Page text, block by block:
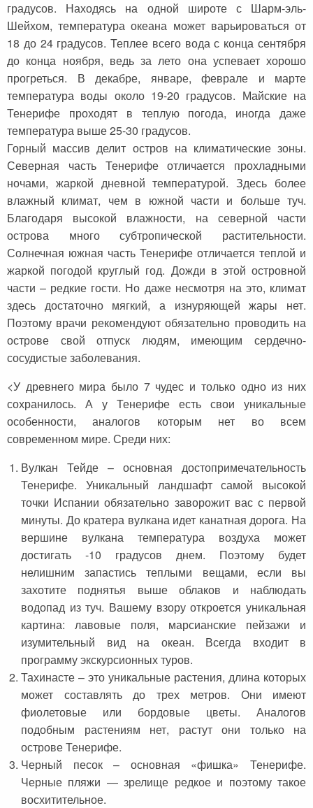
градусов. Находясь на одной широте с Шарм-эль-
Шейхом, температура океана может варьироваться от
18 до 24 градусов. Теплее всего вода с конца сентября
до конца ноября, ведь за лето она успевает хорошо
прогреться. В декабре, январе, феврале и марте
температура воды около 19-20 градусов. Майские на
Тенерифе проходят в теплую погода, иногда даже
температура выше 25-30 градусов.
Горный массив делит остров на климатические зоны.
Северная часть Тенерифе отличается прохладными
ночами, жаркой дневной температурой. Здесь более
влажный климат, чем в южной части и больше туч.
Благодаря высокой влажности, на северной части
острова много субтропической растительности.
Солнечная южная часть Тенерифе отличается теплой и
жаркой погодой круглый год. Дожди в этой островной
части – редкие гости. Но даже несмотря на это, климат
здесь достаточно мягкий, а изнуряющей жары нет.
Поэтому врачи рекомендуют обязательно проводить на
острове свой отпуск людям, имеющим сердечно-
сосудистые заболевания.
<У древнего мира было 7 чудес и только одно из них
сохранилось. А у Тенерифе есть свои уникальные
особенности, аналогов которым нет во всем
современном мире. Среди них:
Вулкан Тейде – основная достопримечательность
Тенерифе. Уникальный ландшафт самой высокой
точки Испании обязательно заворожит вас с первой
минуты. До кратера вулкана идет канатная дорога. На
вершине вулкана температура воздуха может
достигать -10 градусов днем. Поэтому будет
нелишним запастись теплыми вещами, если вы
захотите поднятья выше облаков и наблюдать
водопад из туч. Вашему взору откроется уникальная
картина: лавовые поля, марсианские пейзажи и
изумительный вид на океан. Всегда входит в
программу экскурсионных туров.
Тахинасте – это уникальные растения, длина которых
может составлять до трех метров. Они имеют
фиолетовые или бордовые цветы. Аналогов
подобным растениям нет, растут они только на
острове Тенерифе.
Черный песок – основная «фишка» Тенерифе.
Черные пляжи — зрелище редкое и поэтому такое
восхитительное.